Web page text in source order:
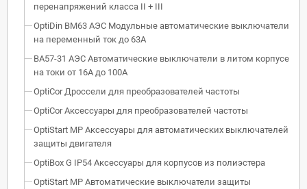
перенапряжений класса II + III
OptiDin BM63 АЭС Модульные автоматические выключатели
на переменный ток до 63А
ВА57-31 АЭС Автоматические выключатели в литом корпусе
на токи от 16А до 100А
OptiCor Дроссели для преобразователей частоты
OptiCor Аксессуары для преобразователей частоты
OptiStart MP Аксессуары для автоматических выключателей
защиты двигателя
OptiBox G IP54 Аксессуары для корпусов из полиэстера
OptiStart MP Автоматические выключатели защиты